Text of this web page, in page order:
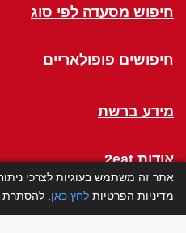
חיפוש מסעדה לפי סוג
חיפושים פופולאריים
מידע ברשת
אודות 2eat
אתר זה משתמש בעוגיות לצרכי
מדיניות הפרטיות לחץ כאן .